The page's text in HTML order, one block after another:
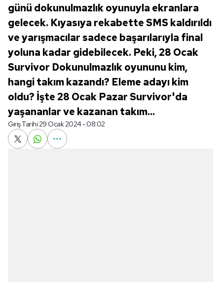
günü dokunulmazlık oyunuyla ekranlara
gelecek. Kıyasıya rekabette SMS kaldırıldı
ve yarışmacılar sadece başarılarıyla final
yoluna kadar gidebilecek. Peki, 28 Ocak
Survivor Dokunulmazlık oyununu kim,
hangi takım kazandı? Eleme adayı kim
oldu? İşte 28 Ocak Pazar Survivor'da
yaşananlar ve kazanan takım...
Giriş Tarihi:29 Ocak 2024 - 08:02